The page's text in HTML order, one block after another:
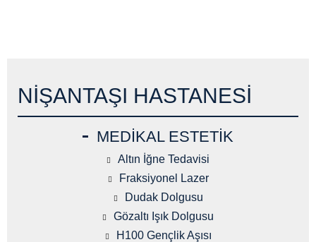
NIŞANTAŞI HASTANESI
MEDIKAL ESTETIK
Altın İğne Tedavisi
Fraksiyonel Lazer
Dudak Dolgusu
Gözaltı Işık Dolgusu
H100 Gençlik Aşısı